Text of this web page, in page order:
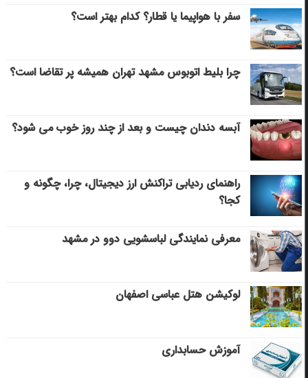
سفر با هواپیما یا قطار؟ کدام بهتر است؟
چرا بلیط اتوبوس مشهد تهران همیشه پر تقاضا است؟
آبسه دندان چیست و بعد از چند روز خوب می‌ شود؟
راهنمای ردیابی تراکنش ارز دیجیتال، چرا، چگونه و
کجا؟
معرفی نمایندگی لباسشویی دوو در مشهد
لوکیشن هتل عباسی اصفهان
آموزش حسابداری